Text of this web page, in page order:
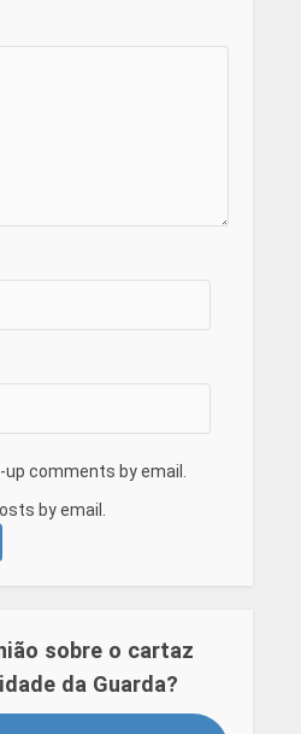
comments by email.
by email.
sobre o cartaz
da Guarda?